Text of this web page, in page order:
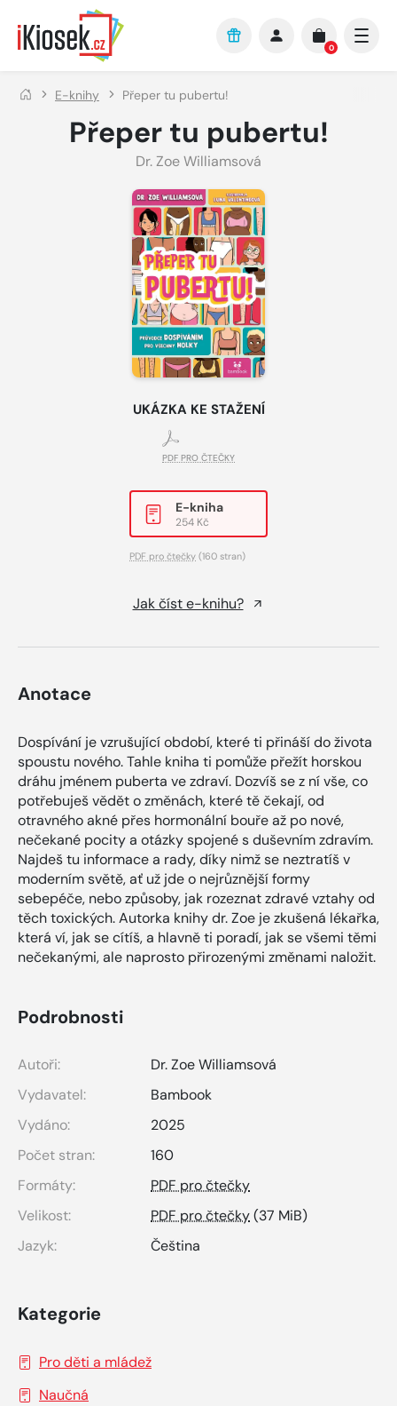
Přejít na hlavní obsah
0
E-knihy Přeper tu pubertu!
Přeper tu pubertu!
Dr. Zoe Williamsová
UKÁZKA KE STAŽENÍ
PDF PRO ČTEČKY
E-kniha
254 Kč
PDF pro čtečky (160 stran)
Jak číst e-knihu?
Anotace
Dospívání je vzrušující období, které ti přináší do života
spoustu nového. Tahle kniha ti pomůže přežít horskou
dráhu jménem puberta ve zdraví. Dozvíš se z ní vše, co
potřebuješ vědět o změnách, které tě čekají, od
otravného akné přes hormonální bouře až po nové,
nečekané pocity a otázky spojené s duševním zdravím.
Najdeš tu informace a rady, díky nimž se neztratíš v
moderním světě, ať už jde o nejrůznější formy
sebepéče, nebo způsoby, jak rozeznat zdravé vztahy od
těch toxických. Autorka knihy dr. Zoe je zkušená lékařka,
která ví, jak se cítíš, a hlavně ti poradí, jak se všemi těmi
nečekanými, ale naprosto přirozenými změnami naložit.
Podrobnosti
Autoři:
Dr. Zoe Williamsová
Vydavatel:
Bambook
Vydáno:
2025
Počet stran:
160
Formáty:
PDF pro čtečky
Velikost:
PDF pro čtečky(37 MiB)
Jazyk:
Čeština
Kategorie
Pro děti a mládež
Naučná